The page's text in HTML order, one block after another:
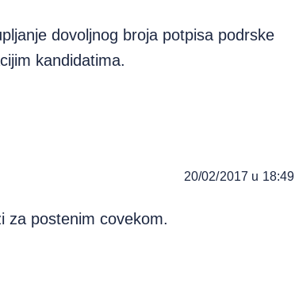
dovoljnog broja potpisa podrske
kandidatima.
20/02/2017 u 18:49
za postenim covekom.